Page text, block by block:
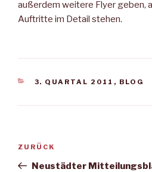
außerdem weitere Flyer geben,
Auftritte im Detail stehen.
KATEGORIEN
3. QUARTAL 2011 , BLOG
Beitragsnavigation
Vorheriger
Beitrag
ZURÜCK
Neustädter